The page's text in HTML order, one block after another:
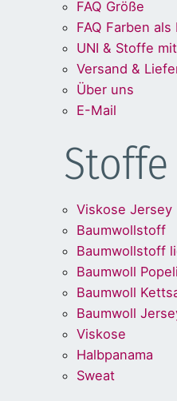
FAQ Größe
FAQ Farben als
UNI & Stoffe
Versand &
Über uns
E-Mail
Stoffe
Viskose Jersey
Baumwollstoff
Baumwollstoff
Baumwoll
Baumwoll
Baumwoll
Viskose
Halbpanama
Sweat